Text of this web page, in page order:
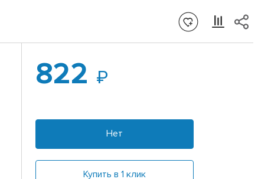
822
Нет
Купить в 1 клик